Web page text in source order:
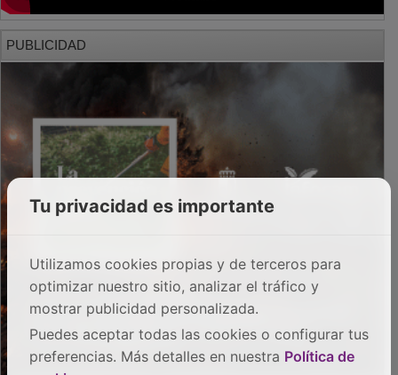
Tu privacidad es importante
Utilizamos cookies propias y de terceros para
optimizar nuestro sitio, analizar el tráfico y
mostrar publicidad personalizada.
Puedes aceptar todas las cookies o configurar tus
preferencias. Más detalles en nuestra Política de